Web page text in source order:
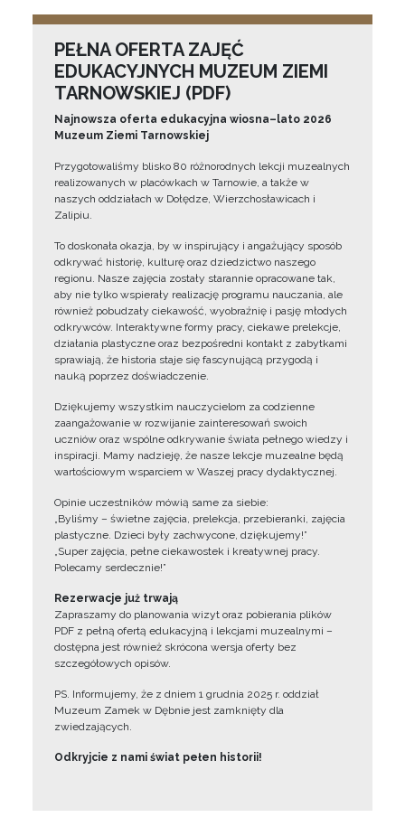
PEŁNA OFERTA ZAJĘĆ
EDUKACYJNYCH MUZEUM ZIEMI
TARNOWSKIEJ (PDF)
Najnowsza oferta edukacyjna wiosna–lato 2026
Muzeum Ziemi Tarnowskiej
Przygotowaliśmy blisko 80 różnorodnych lekcji muzealnych
realizowanych w placówkach w Tarnowie, a także w
naszych oddziałach w Dołędze, Wierzchosławicach i
Zalipiu.
To doskonała okazja, by w inspirujący i angażujący sposób
odkrywać historię, kulturę oraz dziedzictwo naszego
regionu. Nasze zajęcia zostały starannie opracowane tak,
aby nie tylko wspierały realizację programu nauczania, ale
również pobudzały ciekawość, wyobraźnię i pasję młodych
odkrywców. Interaktywne formy pracy, ciekawe prelekcje,
działania plastyczne oraz bezpośredni kontakt z zabytkami
sprawiają, że historia staje się fascynującą przygodą i
nauką poprzez doświadczenie.
Dziękujemy wszystkim nauczycielom za codzienne
zaangażowanie w rozwijanie zainteresowań swoich
uczniów oraz wspólne odkrywanie świata pełnego wiedzy i
inspiracji. Mamy nadzieję, że nasze lekcje muzealne będą
wartościowym wsparciem w Waszej pracy dydaktycznej.
Opinie uczestników mówią same za siebie:
„Byliśmy – świetne zajęcia, prelekcja, przebieranki, zajęcia
plastyczne. Dzieci były zachwycone, dziękujemy!”
„Super zajęcia, pełne ciekawostek i kreatywnej pracy.
Polecamy serdecznie!”
Rezerwacje już trwają
Zapraszamy do planowania wizyt oraz pobierania plików
PDF z pełną ofertą edukacyjną i lekcjami muzealnymi –
dostępna jest również skrócona wersja oferty bez
szczegółowych opisów.
PS. Informujemy, że z dniem 1 grudnia 2025 r. oddział
Muzeum Zamek w Dębnie jest zamknięty dla
zwiedzających.
Odkryjcie z nami świat pełen historii!